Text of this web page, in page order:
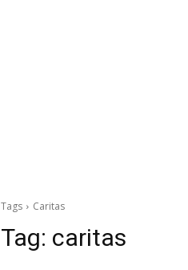
Tags Caritas
Tag: caritas